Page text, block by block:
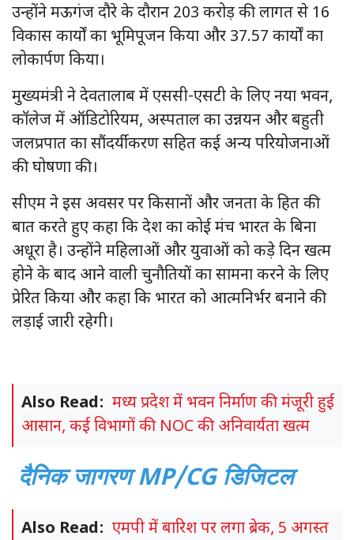
उन्होंने मऊगंज दौरे के दौरान 203 करोड़ की लागत से 16
विकास कार्यों का भूमिपूजन किया और 37.57 कार्यों का
लोकार्पण किया।
मुख्यमंत्री ने देवतालाब में एससी-एसटी के लिए नया भवन,
कॉलेज में ऑडिटोरियम, अस्पताल का उन्नयन और बहुती
जलप्रपात का सौंदर्यीकरण सहित कई अन्य परियोजनाओं
की घोषणा की।
सीएम ने इस अवसर पर किसानों और जनता के हित की
बात करते हुए कहा कि देश का कोई मंच भारत के बिना
अधूरा है। उन्होंने महिलाओं और युवाओं को कड़े दिन खत्म
होने के बाद आने वाली चुनौतियों का सामना करने के लिए
प्रेरित किया और कहा कि भारत को आत्मनिर्भर बनाने की
लड़ाई जारी रहेगी।
Also Read: मध्य प्रदेश में भवन निर्माण की मंजूरी हुई
आसान, कई विभागों की NOC की अनिवार्यता खत्म
दैनिक जागरणMP/CG डिजिटल
Also Read: एमपी में बारिश पर लगा ब्रेक, 5 अगस्त